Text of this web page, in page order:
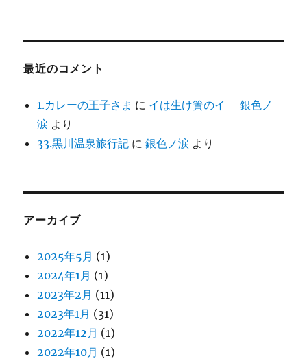
最近のコメント
1.カレーの王子さま に イは生け簀のイ – 銀色ノ
涙 より
33.黒川温泉旅行記 に銀色ノ涙 より
アーカイブ
2025年5月 (1)
2024年1月 (1)
2023年2月 (11)
2023年1月 (31)
2022年12月 (1)
2022年10月 (1)